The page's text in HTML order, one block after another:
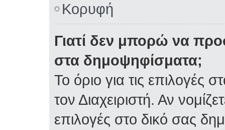
Κορυφή
Γιατί δεν μπορώ να
στα δημοψηφίσματα;
Το όριο για τις επιλογές
τον Διαχειριστή. Αν
επιλογές στο δικό σας